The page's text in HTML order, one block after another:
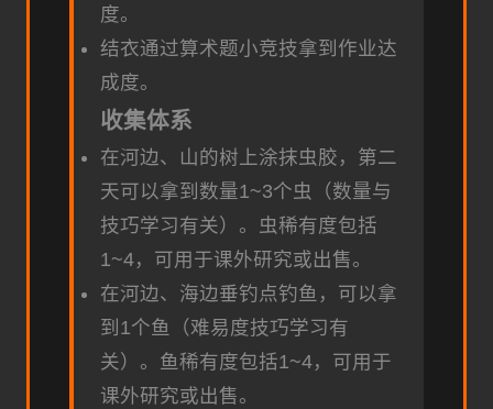
度。
结衣通过算术题小竞技拿到作业达
成度。
收集体系
在河边、山的树上涂抹虫胶，第二
天可以拿到数量1~3个虫（数量与
技巧学习有关）。虫稀有度包括
1~4，可用于课外研究或出售。
在河边、海边垂钓点钓鱼，可以拿
到1个鱼（难易度技巧学习有
关）。鱼稀有度包括1~4，可用于
课外研究或出售。